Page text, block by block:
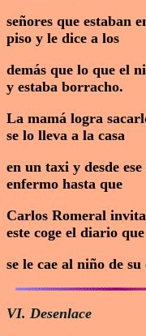
señores que estaban
piso y le dice a los
demás que lo que el
y estaba borracho.
La mamá logra
se lo lleva a la casa
en un taxi y desde
enfermo hasta que
Carlos Romeral
este coge el diario que
se le cae al niño de su
VI. Desenlace